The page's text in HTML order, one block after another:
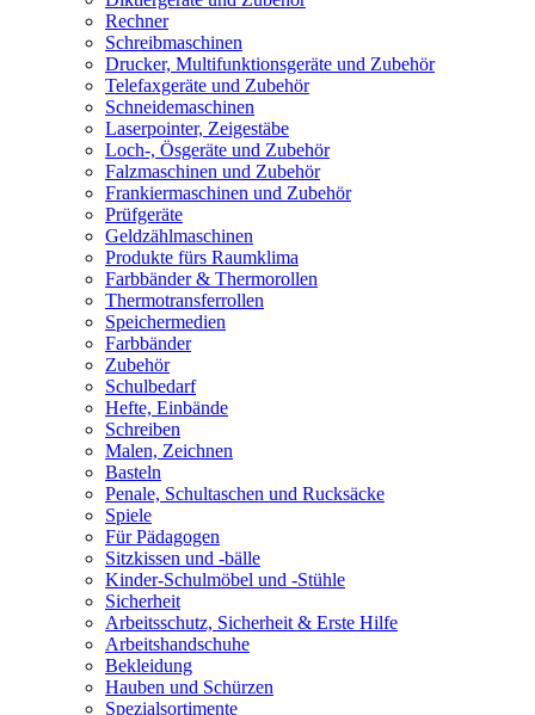
Rechner
Schreibmaschinen
Drucker, Multifunktionsgeräte und Zubehör
Telefaxgeräte und Zubehör
Schneidemaschinen
Laserpointer, Zeigestäbe
Loch-, Ösgeräte und Zubehör
Falzmaschinen und Zubehör
Frankiermaschinen und Zubehör
Prüfgeräte
Geldzählmaschinen
Produkte fürs Raumklima
Farbbänder & Thermorollen
Thermotransferrollen
Speichermedien
Farbbänder
Zubehör
Schulbedarf
Hefte, Einbände
Schreiben
Malen, Zeichnen
Basteln
Penale, Schultaschen und Rucksäcke
Spiele
Für Pädagogen
Sitzkissen und -bälle
Kinder-Schulmöbel und -Stühle
Sicherheit
Arbeitsschutz, Sicherheit & Erste Hilfe
Arbeitshandschuhe
Bekleidung
Hauben und Schürzen
Spezialsortimente